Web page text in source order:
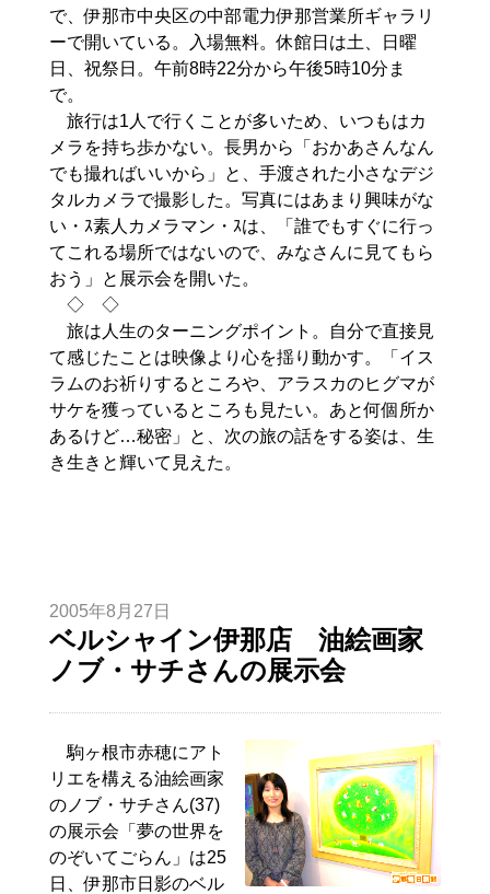
で、伊那市中央区の中部電力伊那営業所ギャラリ
ーで開いている。入場無料。休館日は土、日曜
日、祝祭日。午前8時22分から午後5時10分ま
で。
旅行は1人で行くことが多いため、いつもはカ
メラを持ち歩かない。長男から「おかあさんなん
でも撮ればいいから」と、手渡された小さなデジ
タルカメラで撮影した。写真にはあまり興味がな
い・ｽ素人カメラマン・ｽは、「誰でもすぐに行っ
てこれる場所ではないので、みなさんに見てもら
おう」と展示会を開いた。
◇ ◇
旅は人生のターニングポイント。自分で直接見
て感じたことは映像より心を揺り動かす。「イス
ラムのお祈りするところや、アラスカのヒグマが
サケを獲っているところも見たい。あと何個所か
あるけど…秘密」と、次の旅の話をする姿は、生
き生きと輝いて見えた。
2005年8月27日
ベルシャイン伊那店 油絵画家
ノブ・サチさんの展示会
駒ヶ根市赤穂にアト
リエを構える油絵画家
のノブ・サチさん(37)
の展示会「夢の世界を
のぞいてごらん」は25
日、伊那市日影のベル